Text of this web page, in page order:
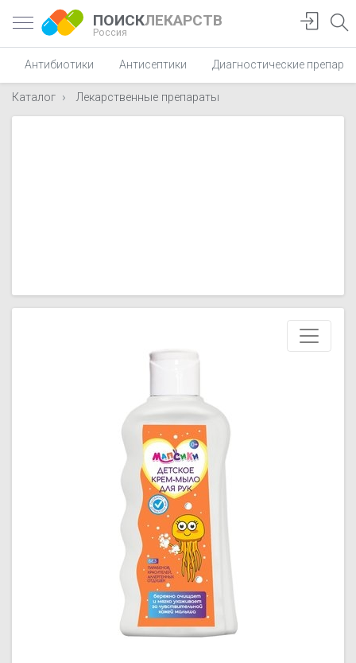
ПОИСКЛЕКАРСТВ
Россия
Антибиотики Антисептики Диагностические
Каталог Лекарственные препараты